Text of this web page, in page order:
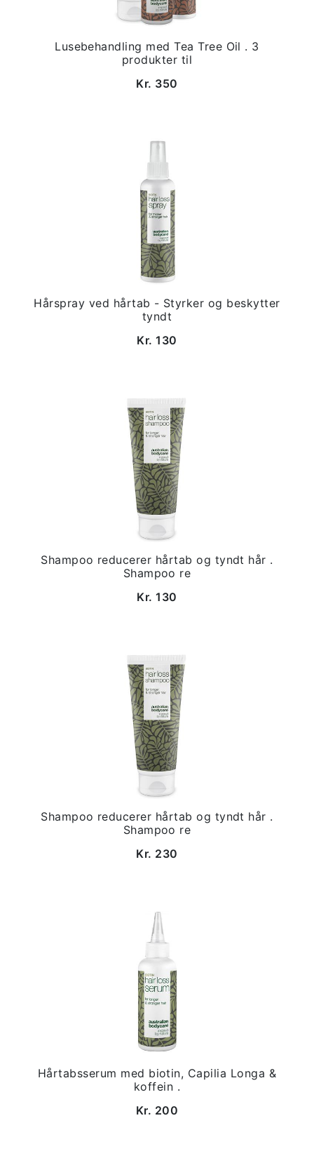
Lusebehandling med Tea Tree Oil . 3
produkter til
Kr. 350
Hårspray ved hårtab - Styrker og beskytter
tyndt
Kr. 130
Shampoo reducerer hårtab og tyndt hår .
Shampoo re
Kr. 130
Shampoo reducerer hårtab og tyndt hår .
Shampoo re
Kr. 230
Hårtabsserum med biotin, Capilia Longa &
koffein .
Kr. 200